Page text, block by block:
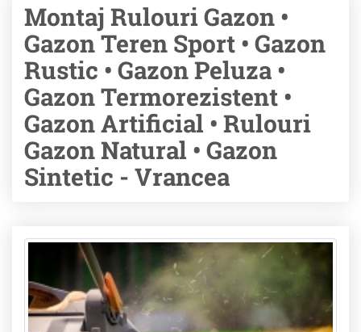
Montaj Rulouri Gazon •
Gazon Teren Sport • Gazon
Rustic • Gazon Peluza •
Gazon Termorezistent •
Gazon Artificial • Rulouri
Gazon Natural • Gazon
Sintetic - Vrancea